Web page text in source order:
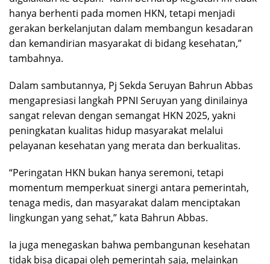
hanya berhenti pada momen HKN, tetapi menjadi
gerakan berkelanjutan dalam membangun kesadaran
dan kemandirian masyarakat di bidang kesehatan,”
tambahnya.
Dalam sambutannya, Pj Sekda Seruyan Bahrun Abbas
mengapresiasi langkah PPNI Seruyan yang dinilainya
sangat relevan dengan semangat HKN 2025, yakni
peningkatan kualitas hidup masyarakat melalui
pelayanan kesehatan yang merata dan berkualitas.
“Peringatan HKN bukan hanya seremoni, tetapi
momentum memperkuat sinergi antara pemerintah,
tenaga medis, dan masyarakat dalam menciptakan
lingkungan yang sehat,” kata Bahrun Abbas.
Ia juga menegaskan bahwa pembangunan kesehatan
tidak bisa dicapai oleh pemerintah saja, melainkan